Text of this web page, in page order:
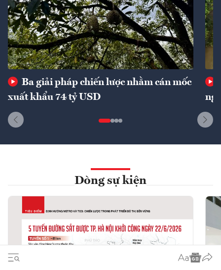
Ba giải pháp chiến lược nhằm cán mốc
xuất khẩu 74 tỷ USD
Dòng sự kiện